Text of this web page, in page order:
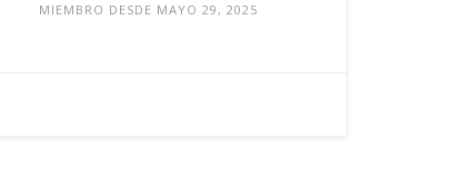
MIEMBRO DESDE MAYO 29, 2025